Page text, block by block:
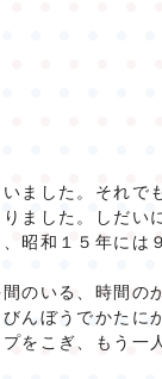
ました。それで
ました。しだい
昭和１５年には
のいる、時間の
んぼうでかたに
をこぎ、もう一